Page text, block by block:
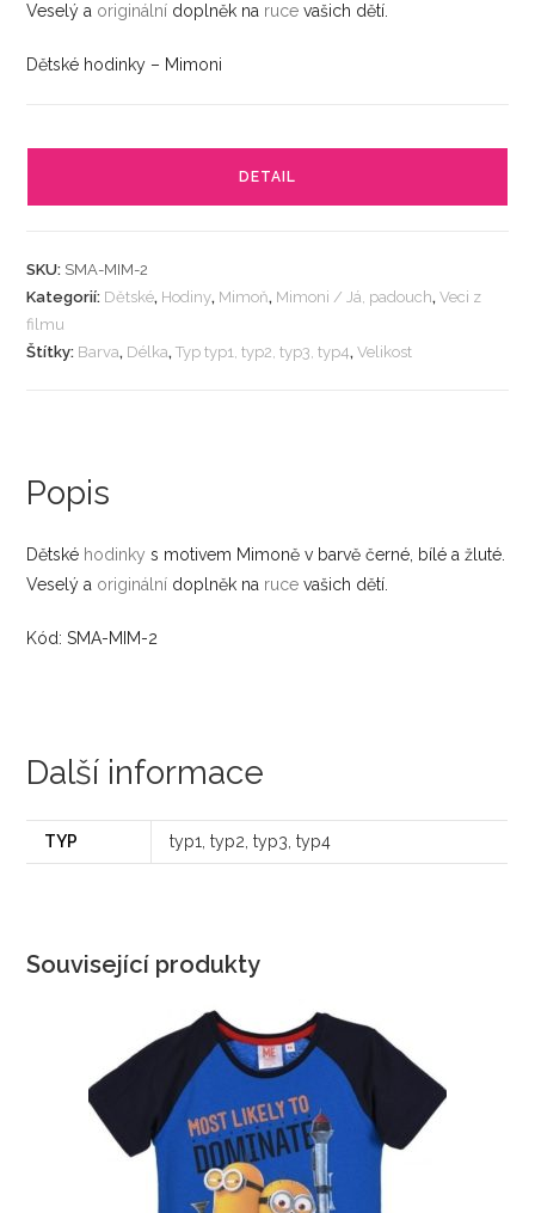
Veselý a originální doplněk na ruce vašich dětí.
Dětské hodinky – Mimoni
DETAIL
SKU: SMA-MIM-2
Kategorií: Dětské, Hodiny, Mimoň, Mimoni / Já, padouch,Veci z
filmu
Štítky: Barva, Délka,Typ typ1, typ2, typ3, typ4,Velikost
Popis
Dětské hodinky s motivem Mimoně v barvě černé, bílé a žluté.
Veselý a originální doplněk na ruce vašich dětí.
Kód: SMA-MIM-2
Další informace
TYP typ1, typ2, typ3, typ4
Související produkty